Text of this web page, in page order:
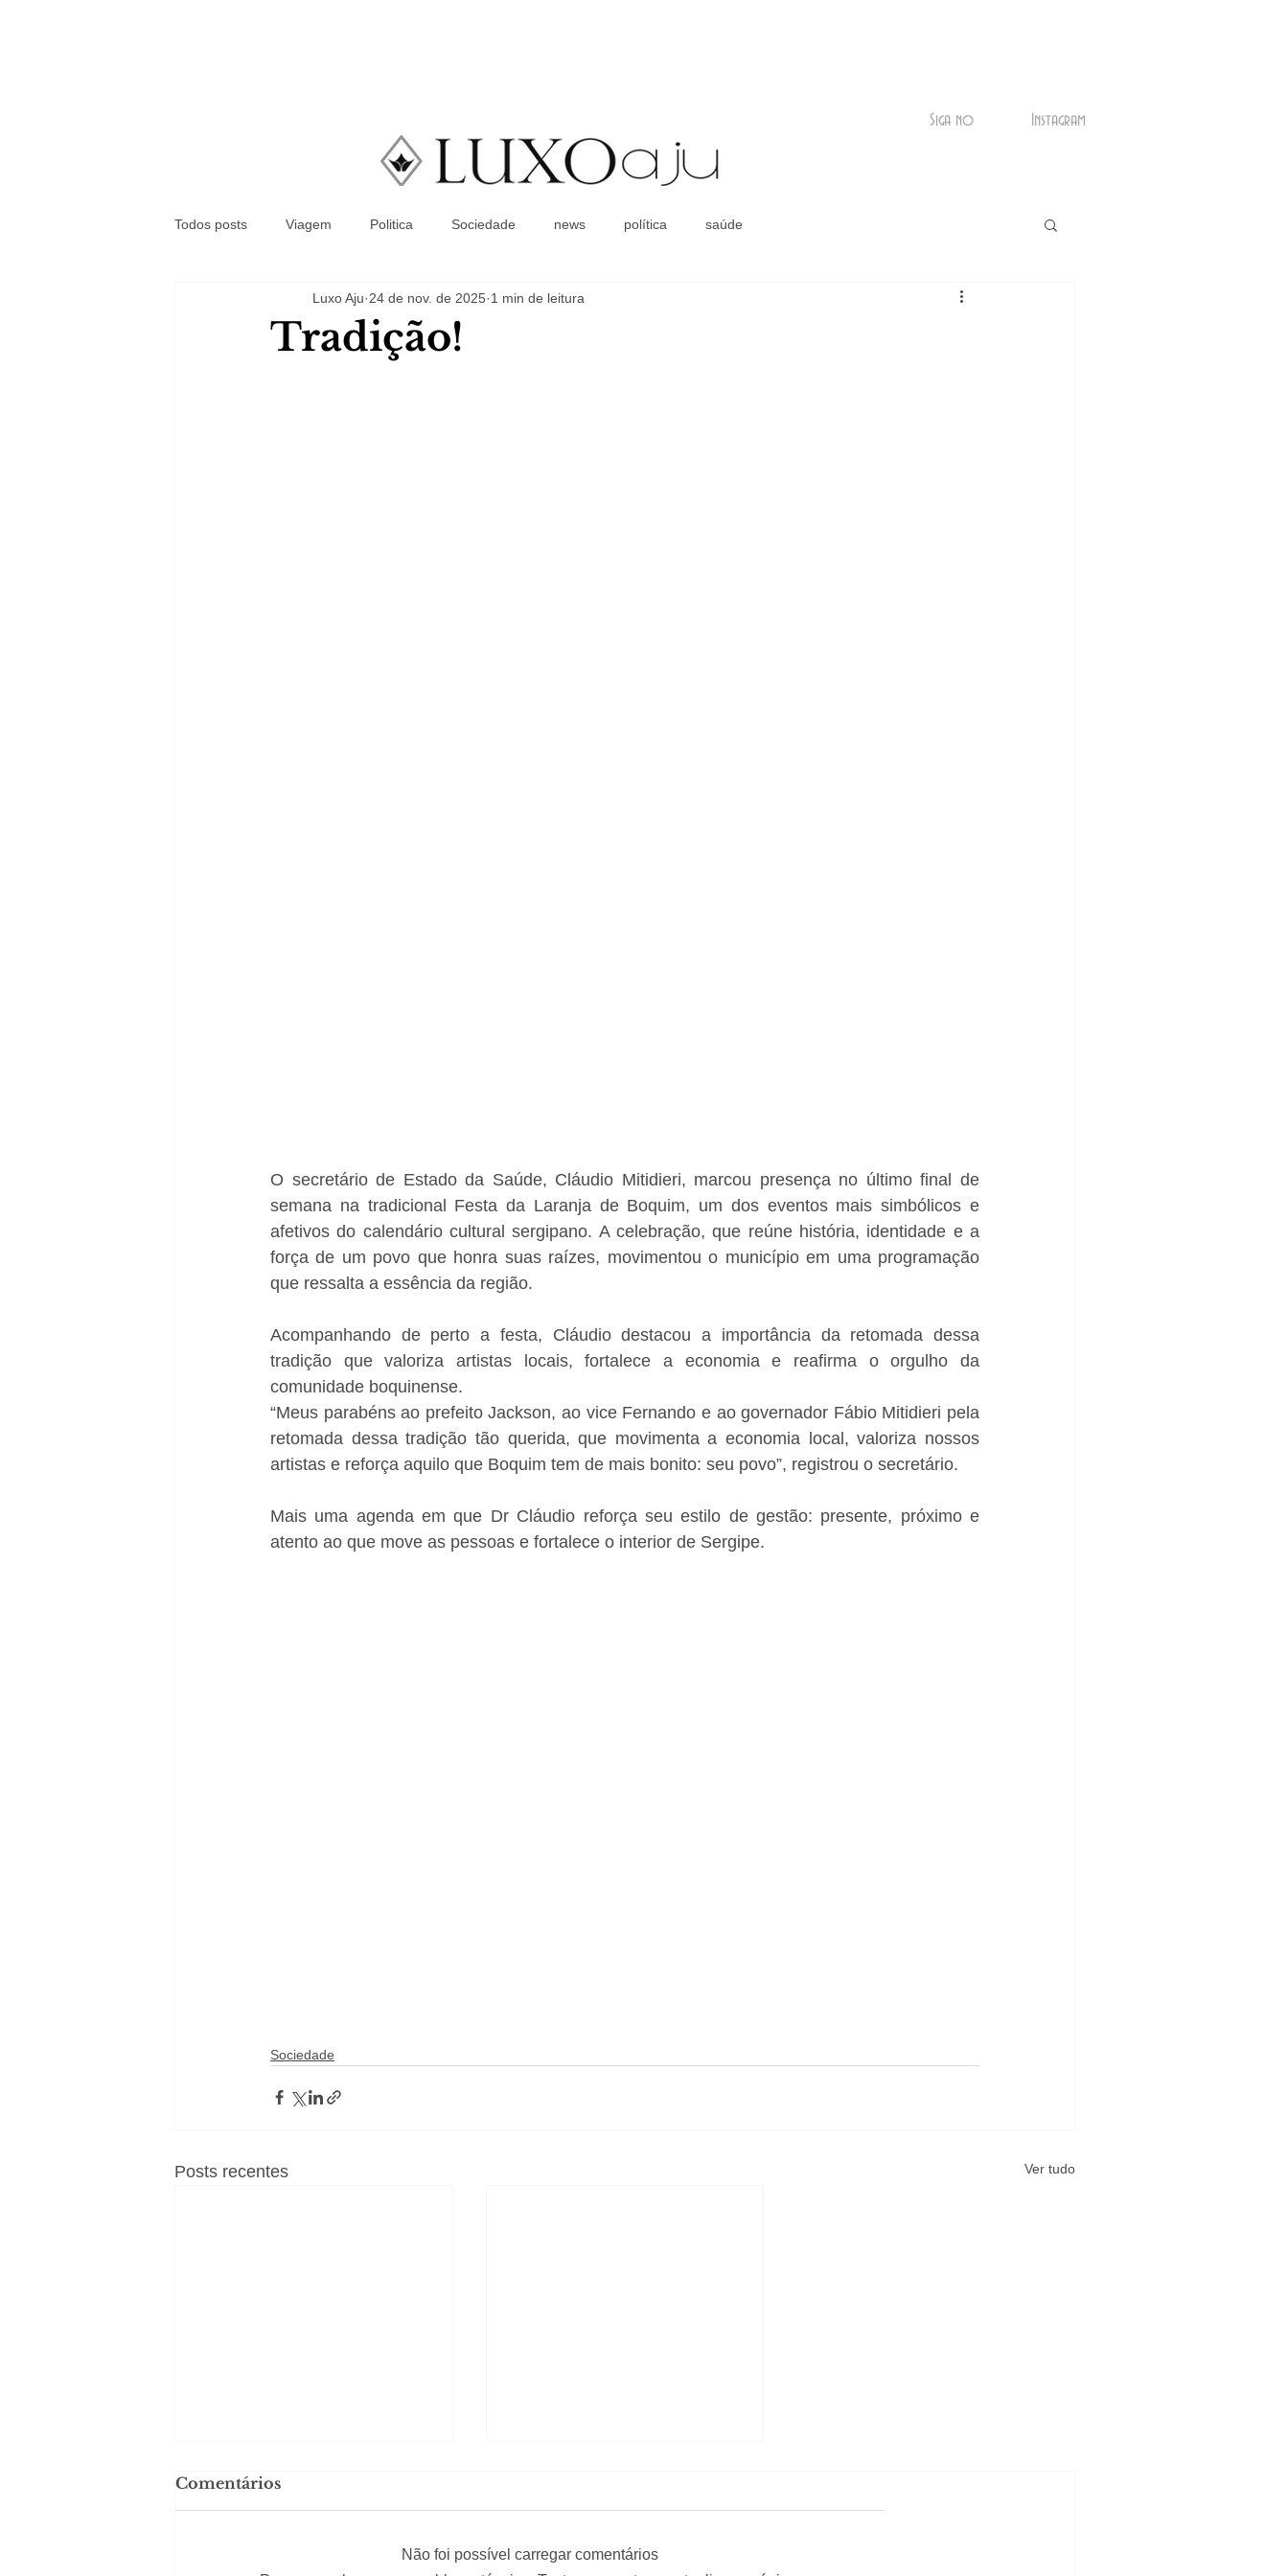
Coluna Social
Siga no Instagram
Todos posts Viagem Politica Sociedade news política saúde
Tradição!
Luxo Aju 24 de nov. de 2025 1 min de leitura
O secretário de Estado da Saúde, Cláudio Mitidieri, marcou presença no último final de
semana na tradicional Festa da Laranja de Boquim, um dos eventos mais simbólicos e
afetivos do calendário cultural sergipano. A celebração, que reúne história, identidade e a
força de um povo que honra suas raízes, movimentou o município em uma programação
que ressalta a essência da região.
Acompanhando de perto a festa, Cláudio destacou a importância da retomada dessa
tradição que valoriza artistas locais, fortalece a economia e reafirma o orgulho da
comunidade boquinense.
“Meus parabéns ao prefeito Jackson, ao vice Fernando e ao governador Fábio Mitidieri pela
retomada dessa tradição tão querida, que movimenta a economia local, valoriza nossos
artistas e reforça aquilo que Boquim tem de mais bonito: seu povo”, registrou o secretário.
Mais uma agenda em que Dr Cláudio reforça seu estilo de gestão: presente, próximo e
atento ao que move as pessoas e fortalece o interior de Sergipe.
Sociedade
Posts recentes Ver tudo
Comentários
Não foi possível carregar comentários